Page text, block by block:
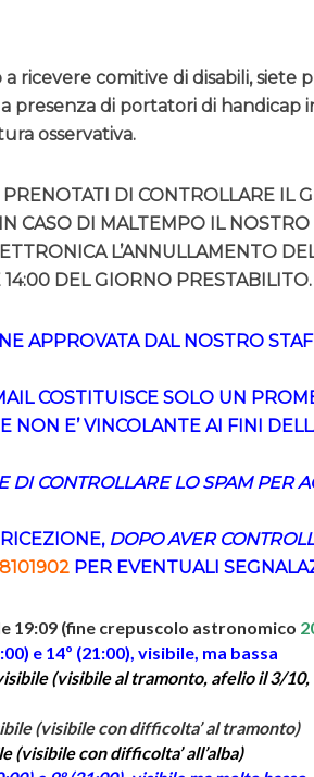
ricevere comitive di disabili, siete
presenza di portatori di handicap
osservativa.
PRENOTATI DI CONTROLLARE IL
CASO DI MALTEMPO IL NOSTRO
L’ANNULLAMENTO
DEL GIORNO PRESTABILITO.
APPROVATA DAL NOSTRO
COSTITUISCE SOLO UN
NON E’ VINCOLANTE AI FINI
DI CONTROLLARE LO SPAM PER
DOPO AVER
PER EVENTUALI
19:09 (fine crepuscolo astronomico
e 14º (21:00), visibile, ma bassa
(visibile al tramonto, afelio il 3/10,
(visibile con difficolta’ al tramonto)
(visibile con difficolta’ all’alba)